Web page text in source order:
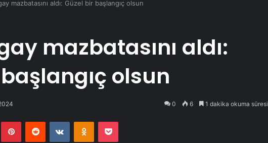
mazbatasını aldı: Güzel bir başlangıç olsun
mazbatasını aldı:
olsun
0 6 1 dakika okuma süresi
PinterestReddit VKontakteOdnoklassniki
Pocket